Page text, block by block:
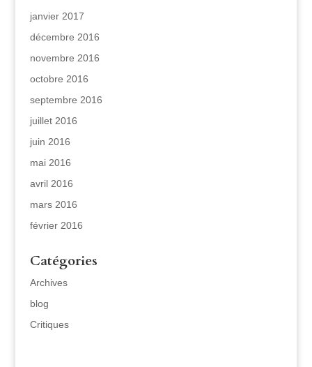
janvier 2017
décembre 2016
novembre 2016
octobre 2016
septembre 2016
juillet 2016
juin 2016
mai 2016
avril 2016
mars 2016
février 2016
Catégories
Archives
blog
Critiques